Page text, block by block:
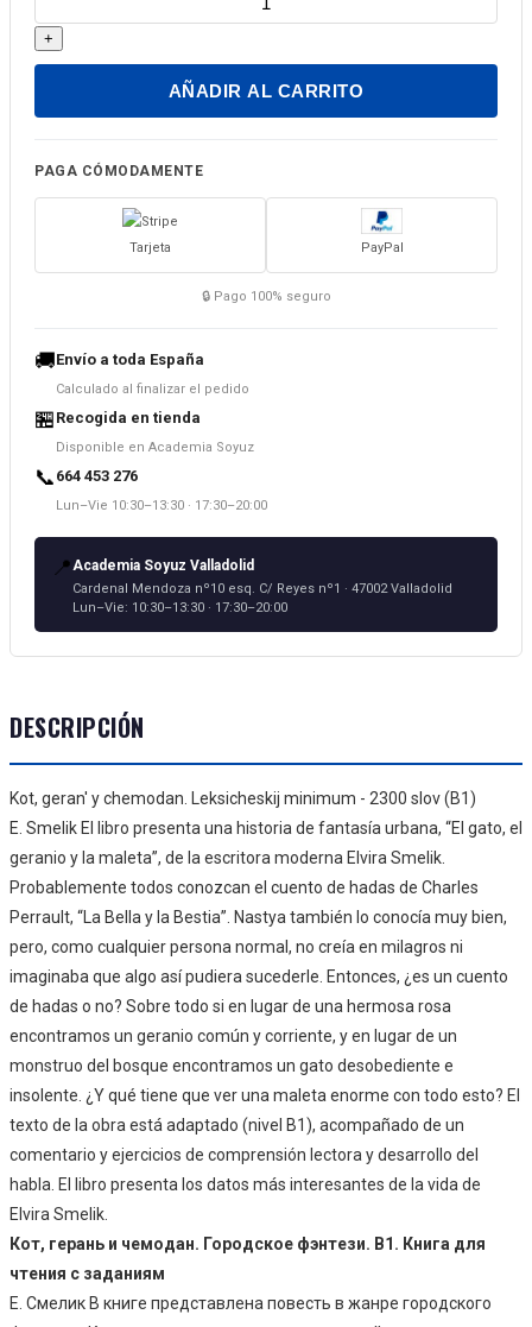
y
chemodan.
minimum
2300
slov
+
AÑADIR AL CARRITO
PAGA CÓMODAMENTE
Tarjeta PayPal
🔒 Pago 100% seguro
🚚Envío a toda España
Calculado al finalizar el pedido
🏪 Recogida en tienda
Disponible en Academia Soyuz
📞 664 453 276
Lun–Vie 10:30–13:30 · 17:30–20:00
📍 Academia Soyuz Valladolid
Cardenal Mendoza nº10 esq. C/ Reyes nº1 · 47002 Valladolid
Lun–Vie: 10:30–13:30 · 17:30–20:00
DESCRIPCIÓN
Kot, geran' y chemodan. Leksicheskij minimum - 2300 slov (B1)
E. Smelik El libro presenta una historia de fantasía urbana, “El gato, el
geranio y la maleta”, de la escritora moderna Elvira Smelik.
Probablemente todos conozcan el cuento de hadas de Charles
Perrault, “La Bella y la Bestia”. Nastya también lo conocía muy bien,
pero, como cualquier persona normal, no creía en milagros ni
imaginaba que algo así pudiera sucederle. Entonces, ¿es un cuento
de hadas o no? Sobre todo si en lugar de una hermosa rosa
encontramos un geranio común y corriente, y en lugar de un
monstruo del bosque encontramos un gato desobediente e
insolente. ¿Y qué tiene que ver una maleta enorme con todo esto? El
texto de la obra está adaptado (nivel B1), acompañado de un
comentario y ejercicios de comprensión lectora y desarrollo del
habla. El libro presenta los datos más interesantes de la vida de
Elvira Smelik.
Кот, герань и чемодан. Городское фэнтези. В1. Книга для
чтения с заданиям
Е. Смелик В книге представлена повесть в жанре городского